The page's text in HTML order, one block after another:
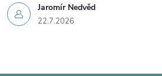
Jaromír Nedvěd
22.7.2026